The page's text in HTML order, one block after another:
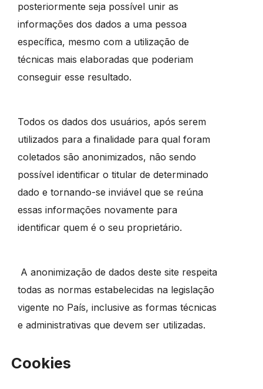
posteriormente seja possível unir as
informações dos dados a uma pessoa
específica, mesmo com a utilização de
técnicas mais elaboradas que poderiam
conseguir esse resultado.
Todos os dados dos usuários, após serem
utilizados para a finalidade para qual foram
coletados são anonimizados, não sendo
possível identificar o titular de determinado
dado e tornando-se inviável que se reúna
essas informações novamente para
identificar quem é o seu proprietário.
A anonimização de dados deste site respeita
todas as normas estabelecidas na legislação
vigente no País, inclusive as formas técnicas
e administrativas que devem ser utilizadas.
Cookies